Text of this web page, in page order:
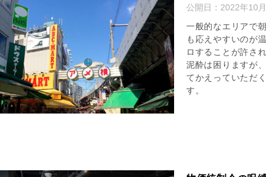
公開日： 2022年10
一般的なエリアで
も応えやすいのが
ロすることが許さ
泥酔は困りますが
てかえっていただ
す。